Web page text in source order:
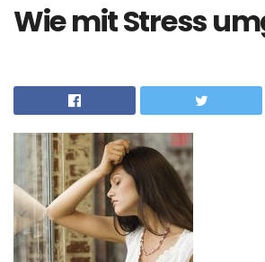
Wie mit Stress